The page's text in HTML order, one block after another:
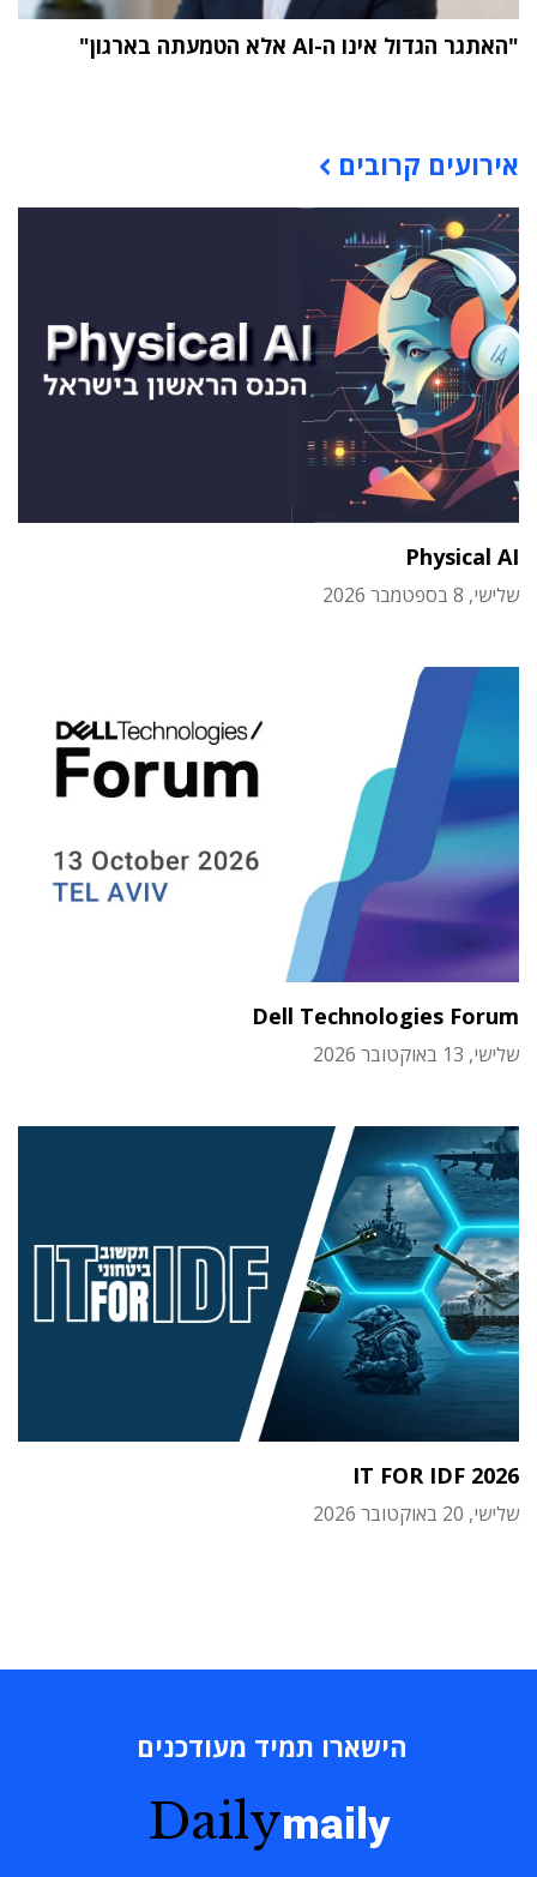
"האתגר הגדול אינו ה-AI אלא הטמעתה בארגון"
אירועים קרובים
Physical AI
שלישי, 8 בספטמבר 2026
Dell Technologies Forum
שלישי, 13 באוקטובר 2026
IT FOR IDF 2026
שלישי, 20 באוקטובר 2026
הישארו תמיד מעודכנים
Dailymaily